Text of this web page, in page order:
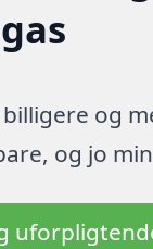
og
og jo